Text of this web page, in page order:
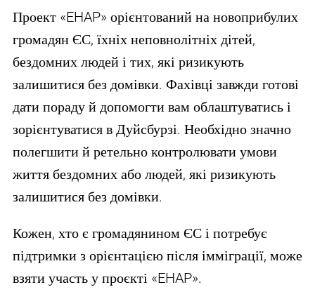
Проект «EHAP» орієнтований на новоприбулих
громадян ЄС, їхніх неповнолітніх дітей,
бездомних людей і тих, які ризикують
залишитися без домівки. Фахівці завжди готові
дати пораду й допомогти вам облаштуватись і
зорієнтуватися в Дуйсбурзі. Необхідно значно
полегшити й ретельно контролювати умови
життя бездомних або людей, які ризикують
залишитися без домівки.
Кожен, хто є громадянином ЄС і потребує
підтримки з орієнтацією після імміграції, може
взяти участь у проєкті «EHAP».